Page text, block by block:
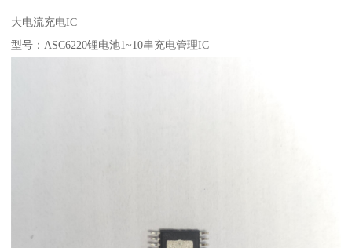
大电流充电IC
型号：ASC6220锂电池1~10串充电管理IC